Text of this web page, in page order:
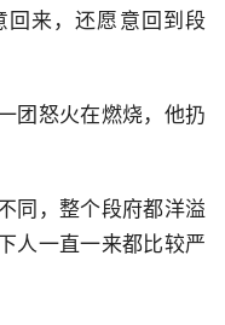
回来，还愿意回到段
团怒火在燃烧，他扔
同，整个段府都洋溢
人一直一来都比较严